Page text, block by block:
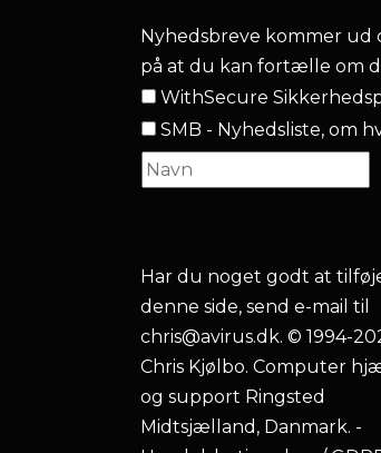
Nyhedsbreve kommer ud
på at du kan fortælle om
WithSecure
SMB - Nyhedsliste, om
Har du noget godt at
denne side, send e-mail til
chris@avirus.dk. © 1994-
Chris Kjølbo. Computer
og support Ringsted
Midtsjælland, Danmark. -